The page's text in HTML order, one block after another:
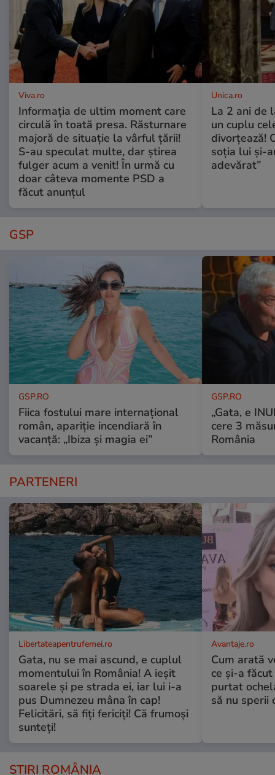
Viva.ro
Informația de ultim moment care
circulă în toată presa. Răsturnare
majoră de situație la vârful țării!
S-au speculat multe, dar știrea
fulger acum a venit! În urmă cu
doar câteva momente PSD a
făcut anunțul
Unica.ro
La 2 ani de
un cuplu
divorțează!
soția lui și-
adevărat”
GSP
GSP.RO
Fiica fostului mare internațional
român, apariție incendiară în
vacanță: „Ibiza și magia ei”
GSP.RO
„Gata, e
cere 3
România
PARTENERI
Libertateapentrufemei.ro
Gata, nu se mai ascund, e cuplul
momentului în România! A ieșit
soarele și pe strada ei, iar lui i-a
pus Dumnezeu mâna în cap!
Felicitări, să fiți fericiți! Că frumoși
sunteți!
Avantaje.ro
Cum arată
ce și-a
purtat
să nu sperii
ȘTIRI ROMÂNIA